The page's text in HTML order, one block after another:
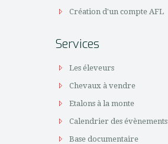
Création d'un compte AFL
Services
Les éleveurs
Chevaux à vendre
Etalons à la monte
Calendrier des évènements
Base documentaire